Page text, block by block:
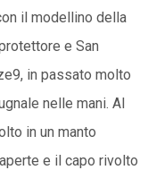
il modellino della
e San
in passato molto
nelle mani. Al
in un manto
e il capo rivolto